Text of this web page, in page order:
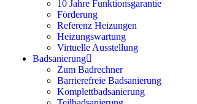
10 Jahre Funktionsgarantie
Förderung
Referenz Heizungen
Heizungswartung
Virtuelle Ausstellung
Badsanierung
Zum Badrechner
Barrierefreie Badsanierung
Komplettbadsanierung